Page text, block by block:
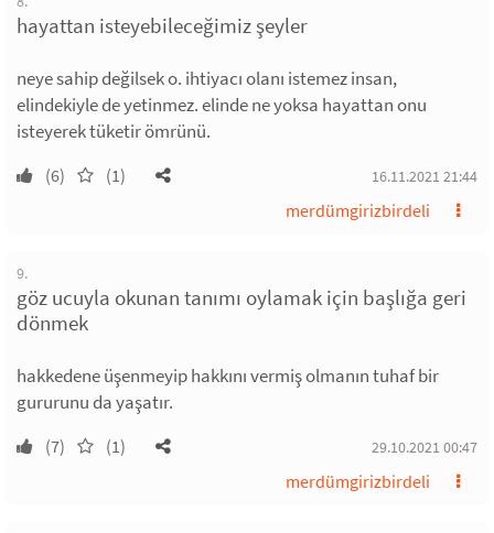
hayattan isteyebileceğimiz şeyler
neye sahip değilsek o. ihtiyacı olanı istemez insan,
elindekiyle de yetinmez. elinde ne yoksa hayattan onu
isteyerek tüketir ömrünü.
(6) (1) 16.11.2021 21:44
merdümgirizbirdeli
9.
göz ucuyla okunan tanımı oylamak için başlığa geri
dönmek
hakkedene üşenmeyip hakkını vermiş olmanın tuhaf bir
gururunu da yaşatır.
(7) (1) 29.10.2021 00:47
merdümgirizbirdeli